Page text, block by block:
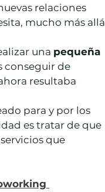
relaciones
mucho más allá
una pequeña
conseguir de
resultaba
para y por los
es tratar de que
que